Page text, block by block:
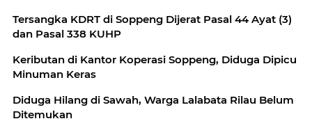
Tersangka KDRT di Soppeng Dijerat Pasal 44 Ayat (3)
dan Pasal 338 KUHP
Keributan di Kantor Koperasi Soppeng, Diduga Dipicu
Minuman Keras
Diduga Hilang di Sawah, Warga Lalabata Rilau Belum
Ditemukan